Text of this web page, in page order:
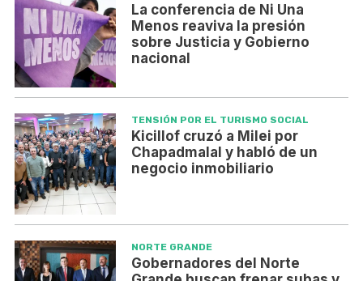
La conferencia de Ni Una
Menos reaviva la presión
sobre Justicia y Gobierno
nacional
TENSIÓN POR EL TURISMO SOCIAL
Kicillof cruzó a Milei por
Chapadmalal y habló de un
negocio inmobiliario
NORTE GRANDE
Gobernadores del Norte